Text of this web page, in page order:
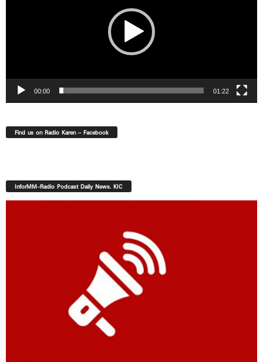
00:00 01:22
Find us on Radio Karen – Facebook
InforMM-Radio Podcast Daily News. KIC